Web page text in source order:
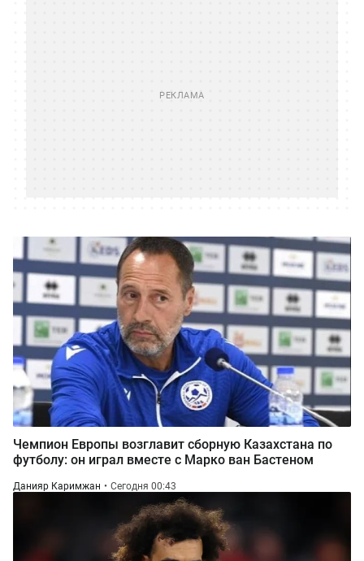
Чемпион Европы возглавит сборную Казахстана по
футболу: он играл вместе с Марко ван Бастеном
Данияр Каримжан Сегодня 00:43